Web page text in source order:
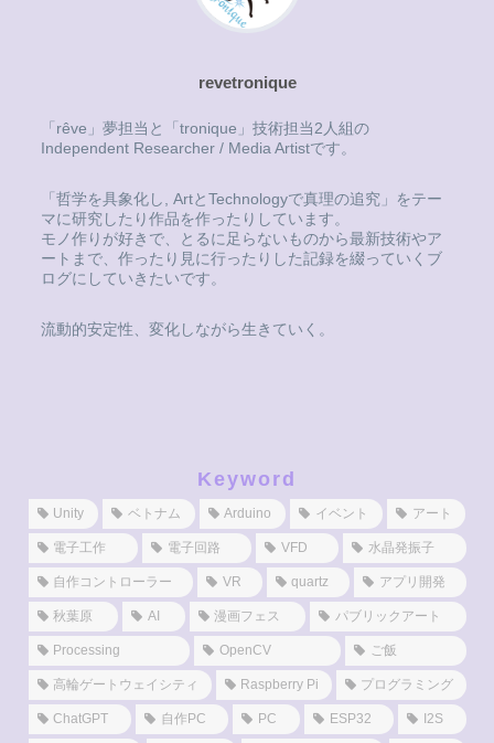
revetronique
「rêve」夢担当と「tronique」技術担当2人組の
Independent Researcher / Media Artistです。
「哲学を具象化し, ArtとTechnologyで真理の追究」をテー
マに研究したり作品を作ったりしています。
モノ作りが好きで、とるに足らないものから最新技術やア
ートまで、作ったり見に行ったりした記録を綴っていくブ
ログにしていきたいです。
流動的安定性、変化しながら生きていく。
Keyword
Unity ベトナム Arduino イベント アート
電子工作 電子回路 VFD 水晶発振子
自作コントローラー VR quartz アプリ開発
秋葉原 AI 漫画フェス パブリックアート
Processing OpenCV ご飯
高輪ゲートウェイシティ Raspberry Pi プログラミング
ChatGPT 自作PC PC ESP32 I2S